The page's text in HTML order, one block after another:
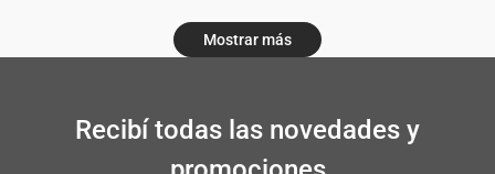
Mostrar más
Recibí todas las novedades y